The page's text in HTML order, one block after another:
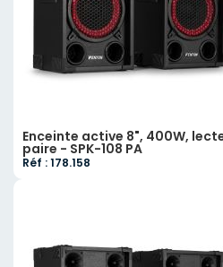
Enceinte active 8", 400W,
paire - SPK-108 PA
Réf : 178.158